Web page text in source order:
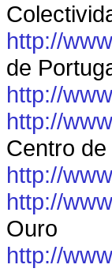
http://
de
http://
http://
Centro
http://
http://
Ouro
http://